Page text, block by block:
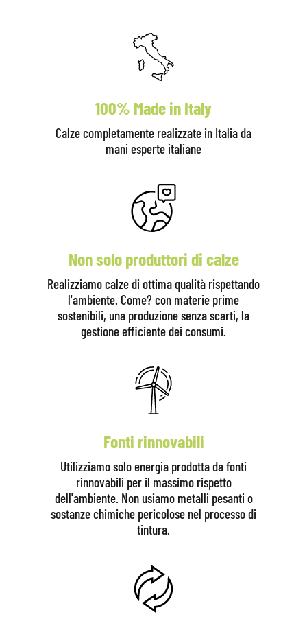
100% Made in Italy
Calze completamente realizzate in Italia da
mani esperte italiane
Non solo produttori di calze
Realizziamo calze di ottima qualità rispettando
l'ambiente. Come? con materie prime
sostenibili, una produzione senza scarti, la
gestione efficiente dei consumi.
Fonti rinnovabili
Utilizziamo solo energia prodotta da fonti
rinnovabili per il massimo rispetto
dell'ambiente. Non usiamo metalli pesanti o
sostanze chimiche pericolose nel processo di
tintura.